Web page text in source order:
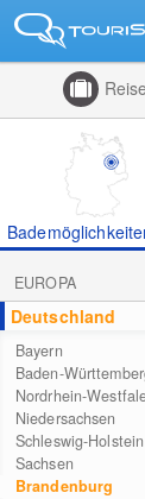
EUROPA
Deutschland
Bayern
Baden-
Nordrhein-
Niedersachsen
Schleswig-Holstein
Sachsen
Brandenburg